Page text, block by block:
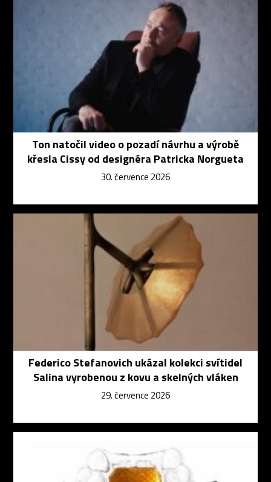
Ton natočil video o pozadí návrhu a výrobě
křesla Cissy od designéra Patricka Norgueta
30. července 2026
Federico Stefanovich ukázal kolekci svítidel
Salina vyrobenou z kovu a skelných vláken
29. července 2026